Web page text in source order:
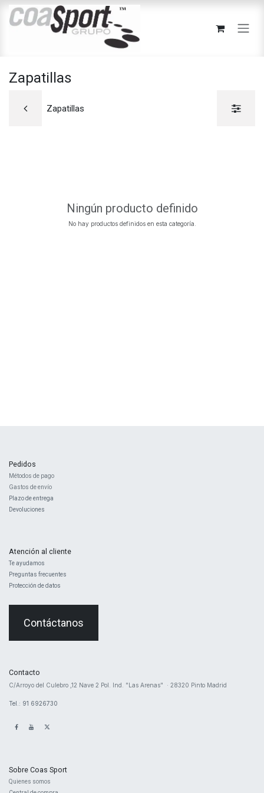
Ir al contenido
Zapatillas
Zapatillas
Ningún producto definido
No hay productos definidos en esta categoría.
Pedidos
Métodos de pago
Gastos de envío
Plazo de entrega
Devoluciones
Atención al cliente
Te ayudamos
Preguntas frecuentes
Protección de datos
Contáctanos
Contacto
​C/Arroyo del Culebro ,12 Nave 2 ​Pol. Ind. "Las Arenas" · 28320 Pinto Madrid
Tel.: 91 6926730
Sobre Coas Sport
Quienes ​somos